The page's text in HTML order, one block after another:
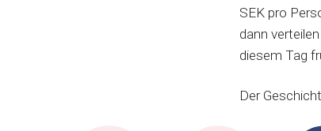
SEK pro
dann
diesem Tag
Der